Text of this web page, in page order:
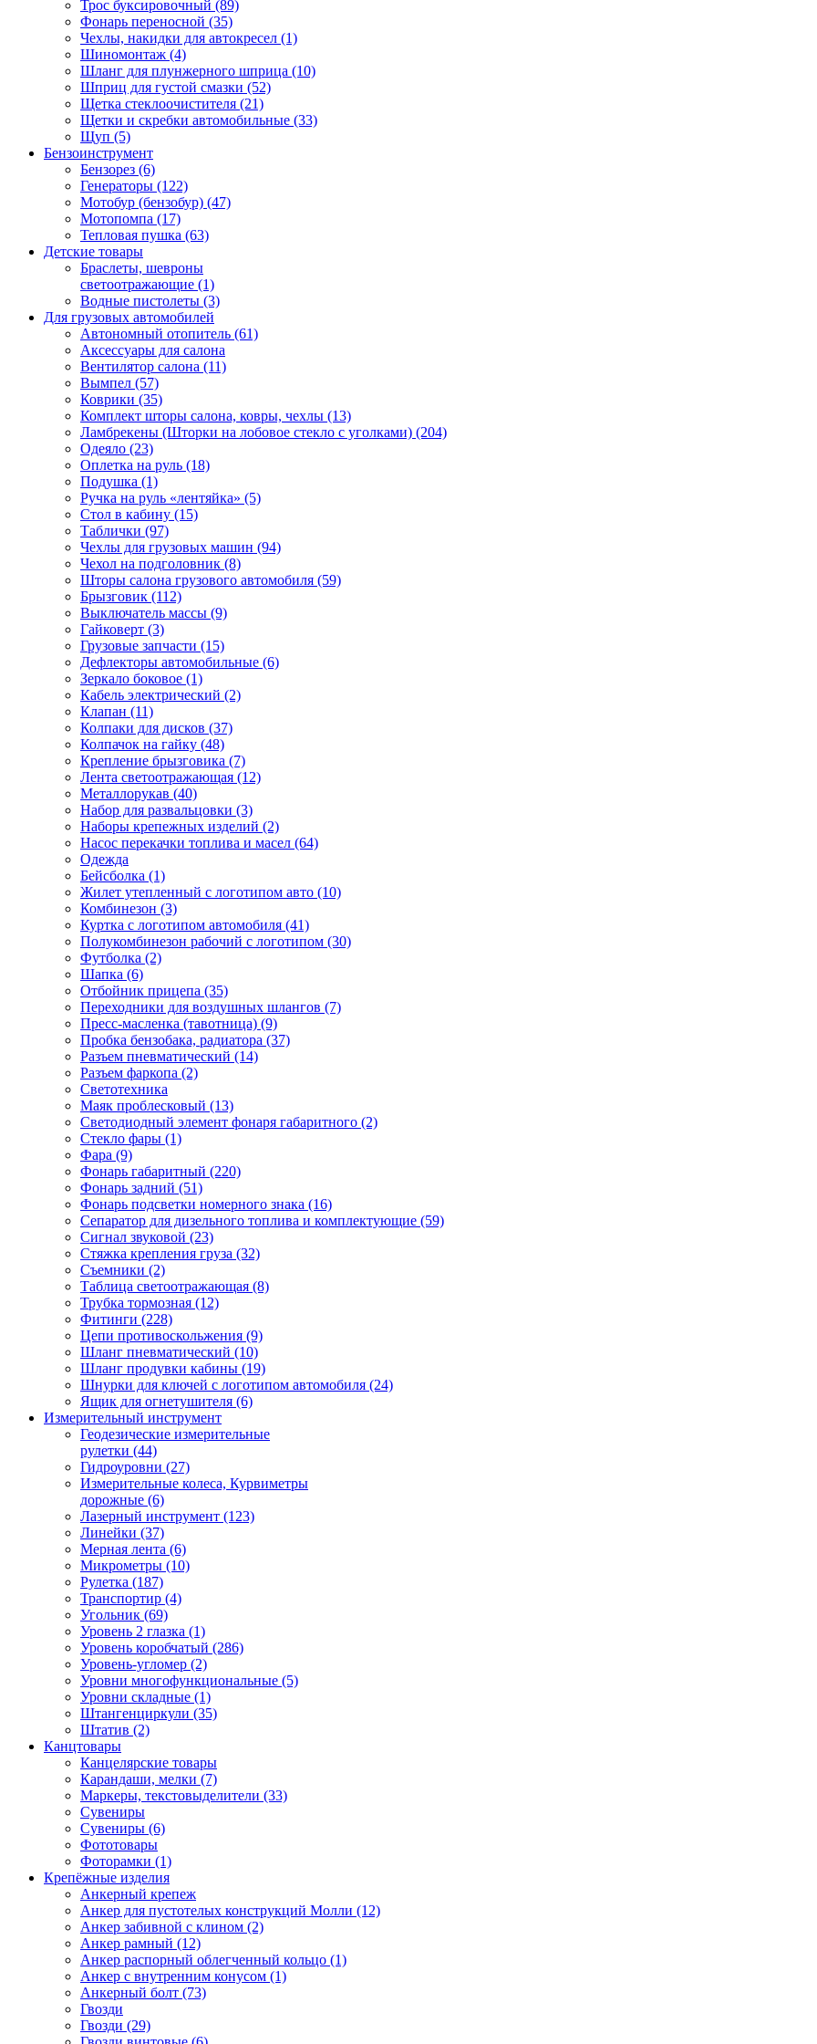
Трос буксировочный (89)
Фонарь переносной (35)
Чехлы, накидки для автокресел (1)
Шиномонтаж (4)
Шланг для плунжерного шприца (10)
Шприц для густой смазки (52)
Щетка стеклоочистителя (21)
Щетки и скребки автомобильные (33)
Щуп (5)
Бензоинструмент
Бензорез (6)
Генераторы (122)
Мотобур (бензобур) (47)
Мотопомпа (17)
Тепловая пушка (63)
Детские товары
Браслеты, шевроны
светоотражающие (1)
Водные пистолеты (3)
Для грузовых автомобилей
Автономный отопитель (61)
Аксессуары для салона
Вентилятор салона (11)
Вымпел (57)
Коврики (35)
Комплект шторы салона, ковры, чехлы (13)
Ламбрекены (Шторки на лобовое стекло с уголками) (204)
Одеяло (23)
Оплетка на руль (18)
Подушка (1)
Ручка на руль «лентяйка» (5)
Стол в кабину (15)
Таблички (97)
Чехлы для грузовых машин (94)
Чехол на подголовник (8)
Шторы салона грузового автомобиля (59)
Брызговик (112)
Выключатель массы (9)
Гайковерт (3)
Грузовые запчасти (15)
Дефлекторы автомобильные (6)
Зеркало боковое (1)
Кабель электрический (2)
Клапан (11)
Колпаки для дисков (37)
Колпачок на гайку (48)
Крепление брызговика (7)
Лента светоотражающая (12)
Металлорукав (40)
Набор для развальцовки (3)
Наборы крепежных изделий (2)
Насос перекачки топлива и масел (64)
Одежда
Бейсболка (1)
Жилет утепленный с логотипом авто (10)
Комбинезон (3)
Куртка с логотипом автомобиля (41)
Полукомбинезон рабочий с логотипом (30)
Футболка (2)
Шапка (6)
Отбойник прицепа (35)
Переходники для воздушных шлангов (7)
Пресс-масленка (тавотница) (9)
Пробка бензобака, радиатора (37)
Разъем пневматический (14)
Разъем фаркопа (2)
Светотехника
Маяк проблесковый (13)
Светодиодный элемент фонаря габаритного (2)
Стекло фары (1)
Фара (9)
Фонарь габаритный (220)
Фонарь задний (51)
Фонарь подсветки номерного знака (16)
Сепаратор для дизельного топлива и комплектующие (59)
Сигнал звуковой (23)
Стяжка крепления груза (32)
Съемники (2)
Таблица светоотражающая (8)
Трубка тормозная (12)
Фитинги (228)
Цепи противоскольжения (9)
Шланг пневматический (10)
Шланг продувки кабины (19)
Шнурки для ключей с логотипом автомобиля (24)
Ящик для огнетушителя (6)
Измерительный инструмент
Геодезические измерительные
рулетки (44)
Гидроуровни (27)
Измерительные колеса, Курвиметры
дорожные (6)
Лазерный инструмент (123)
Линейки (37)
Мерная лента (6)
Микрометры (10)
Рулетка (187)
Транспортир (4)
Угольник (69)
Уровень 2 глазка (1)
Уровень коробчатый (286)
Уровень-угломер (2)
Уровни многофункциональные (5)
Уровни складные (1)
Штангенциркули (35)
Штатив (2)
Канцтовары
Канцелярские товары
Карандаши, мелки (7)
Маркеры, текстовыделители (33)
Сувениры
Сувениры (6)
Фототовары
Фоторамки (1)
Крепёжные изделия
Анкерный крепеж
Анкер для пустотелых конструкций Молли (12)
Анкер забивной с клином (2)
Анкер рамный (12)
Анкер распорный облегченный кольцо (1)
Анкер с внутренним конусом (1)
Анкерный болт (73)
Гвозди
Гвозди (29)